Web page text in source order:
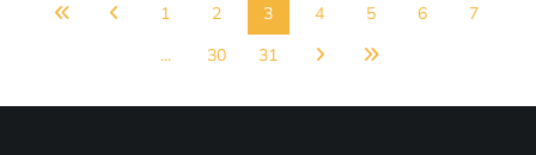
1 2 3 4 5 6
7
...
30 31